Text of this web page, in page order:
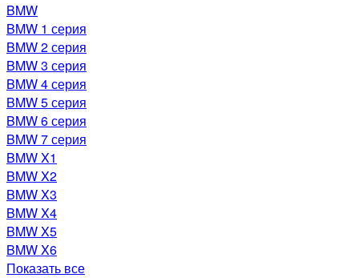
BMW
BMW 1 серия
BMW 2 серия
BMW 3 серия
BMW 4 серия
BMW 5 серия
BMW 6 серия
BMW 7 серия
BMW X1
BMW X2
BMW X3
BMW X4
BMW X5
BMW X6
Показать все